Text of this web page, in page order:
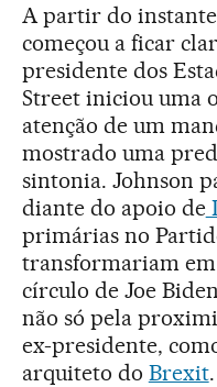
A partir do
começou a ficar
presidente dos
Street iniciou uma
atenção de um
mostrado uma
sintonia. Johnson
diante do apoio de
primárias no
transformariam
círculo de Joe
não só pela
ex-presidente,
arquiteto do Brexit.